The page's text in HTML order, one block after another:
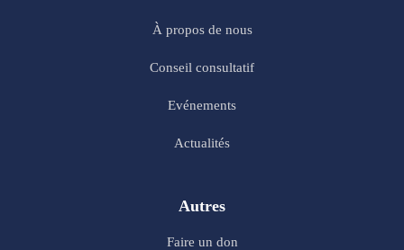
À propos de nous
Conseil consultatif
Evénements
Actualités
Autres
Faire un don